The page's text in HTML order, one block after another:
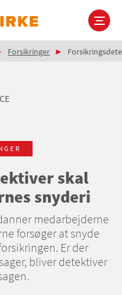
Forsikringer
skal
snyderi
medarbejderne
forsøger at snyde
Er der
bliver detektiver